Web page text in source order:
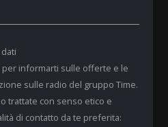
per informarti sulle offerte e le
sulle radio del gruppo Time.
trattate con senso etico e
di contatto da te preferita: